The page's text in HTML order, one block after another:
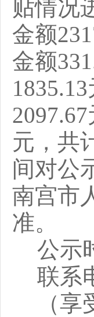
贴情况
金额
金额
1835.13
2097.67
元，共
间对公
南宫市
准。
公示
联系
（